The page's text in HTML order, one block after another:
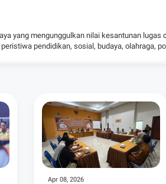
yang mengunggulkan nilai kesantunan lugas
pendidikan, sosial, budaya, olahraga,
Apr 08, 2026